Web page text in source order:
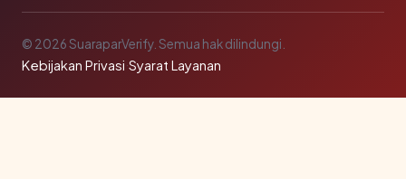
© 2026 SuaraparVerify. Semua hak dilindungi.
Kebijakan Privasi·Syarat Layanan